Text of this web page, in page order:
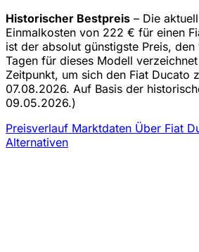
Historischer Bestpreis – Die
Einmalkosten von 222 € für einen
ist der absolut günstigste Preis,
Tagen für dieses Modell
Zeitpunkt, um sich den Fiat Ducato
07.08.2026. Auf Basis der
09.05.2026.)
Preisverlauf Marktdaten Über Fiat
Alternativen